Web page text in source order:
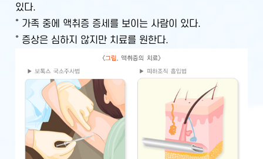
있다.
˚ 가족 중에 액취증 증세를 보이는 사람이 있다.
˚ 증상은 심하지 않지만 치료를 원한다.